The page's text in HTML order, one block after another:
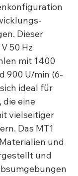
Dieser
50 Hz
mit 1400
900 U/min (6-
ideal für
eine
vielseitiger
Das MT1
und
und